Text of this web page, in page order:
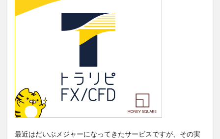
最近はだいぶメジャーになってきたサービスですが、その実